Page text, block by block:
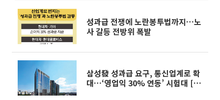
성과급 전쟁에 노란봉투법까지…노
사 갈등 전방위 폭발
삼성發 성과급 요구, 통신업계로 확
대…‘영업익 30% 연동’ 시험대 [新